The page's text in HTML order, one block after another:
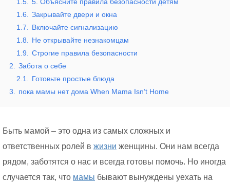
1.6.
Закрывайте двери и окна
1.7.
Включайте сигнализацию
1.8.
Не открывайте незнакомцам
1.9.
Строгие правила безопасности
2.
Забота о себе
2.1.
Готовьте простые блюда
3.
пока мамы нет дома When Mama Isn’t Home
Быть мамой – это одна из самых сложных и
ответственных ролей в жизни женщины. Они нам всегда
рядом, заботятся о нас и всегда готовы помочь. Но иногда
случается так, что мамы бывают вынуждены уехать на